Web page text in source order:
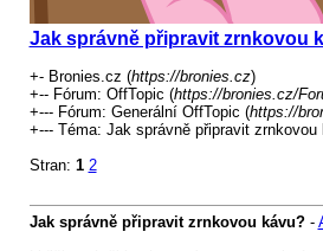
Jak správně připravit zrnkovou
+- Bronies.cz (https://bronies.cz)
+-- Fórum: OffTopic (https://bronies.cz/
+--- Fórum: Generální OffTopic (https://
+--- Téma: Jak správně připravit zrnkovou
Stran: 1 2
Jak správně připravit zrnkovou kávu?-